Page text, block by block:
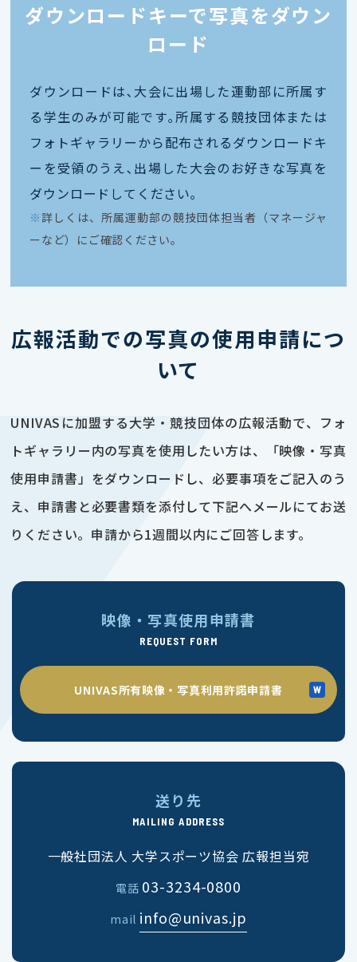
ダウンロードキーで写真をダウン
ロード
ダウンロードは､大会に出場した運動部に所属す
る学生のみが可能です｡所属する競技団体または
フォトギャラリーから配布されるダウンロードキ
ーを受領のうえ､出場した大会のお好きな写真を
ダウンロードしてください｡
※ 詳しくは、所属運動部の競技団体担当者（マネージャ
ーなど）にご確認ください。
広報活動での写真の使用申請につ
いて
UNIVASに加盟する大学・競技団体の広報活動で、フォ
トギャラリー内の写真を使用したい方は、「映像・写真
使用申請書」をダウンロードし、必要事項をご記入のう
え、申請書と必要書類を添付して下記へメールにてお送
りください。申請から1週間以内にご回答します。
映像・写真使用申請書
REQUEST FORM
UNIVAS所有映像・写真利用許諾申請書
送り先
MAILING ADDRESS
一般社団法人 大学スポーツ協会 広報担当宛
電話 03-3234-0800
mail info@univas.jp